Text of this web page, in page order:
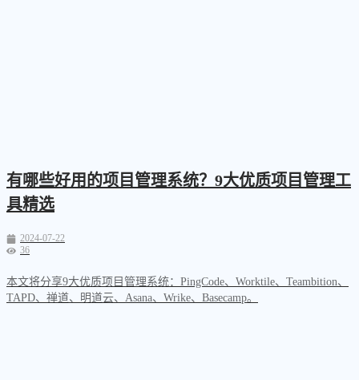
有哪些好用的项目管理系统？9大优质项目管理工
具精选
2024-07-22
36
本文将分享9大优质项目管理系统：PingCode、Worktile、Teambition、
TAPD、禅道、明道云、Asana、Wrike、Basecamp。